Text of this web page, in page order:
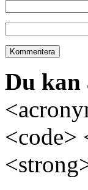
Du kan
<code>